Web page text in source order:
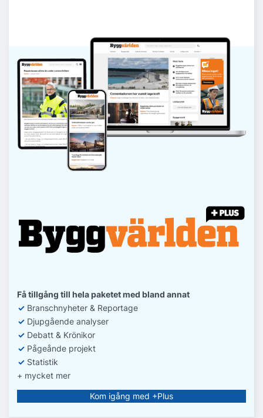
Få tillgång till hela paketet med bland annat
✓ Branschnyheter & Reportage
✓ Djupgående analyser
✓ Debatt & Krönikor
✓ Pågeånde projekt
✓ Statistik
+ mycket mer
Kom igång med +Plus